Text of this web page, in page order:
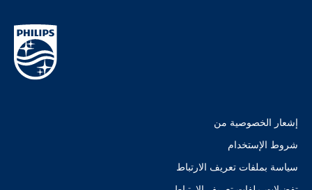
إشعار الخصوصية من
شروط الإستخدام
سياسة بملفات تعريف الارتباط